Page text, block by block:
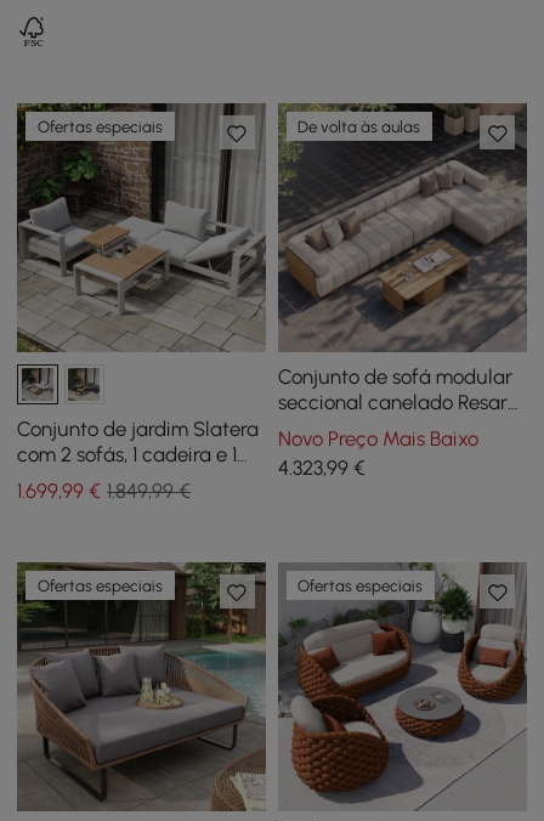
Ofertas especiais
Conjunto de jardim Slatera
com 2 sofás, 1 cadeira e 1
mesa de centro de madeira
de acácia e alumínio
1.699,99 € 1.849,99 €
De volta às aulas
Conjunto de sofá modular
seccional canelado Resaro
de 7 peças em teca natural
com mesa de centro
Novo Preço Mais Baixo
4.323,99€
Ofertas especiais Ofertas especiais